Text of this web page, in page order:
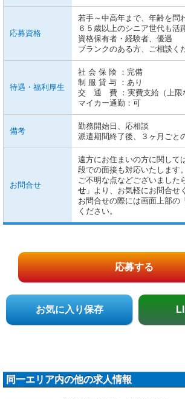
応募資格
若手～中高年まで、年齢を問
６５歳以上のシニア世代も活
資格保有者・経験者、優遇
ブランクのある方、ご相談く
待遇・福利厚生
社 会 保 険 ：完備
制 服 貸 与 ：あり
交 通 費 ：実費支給（上限
マイカー通勤：可
備考
勤務開始日、応相談
派遣期間終了後、３ヶ月ごと
お問合せ
遠方にお住まいの方に関して
段での面接も対応いたします。
ご不明な点などございました
せ 」より、お気軽にお問合せ
お問合せの際には画面上部の
ください。
応募する
お気に入り保存
同一エリア内の他の求人情報